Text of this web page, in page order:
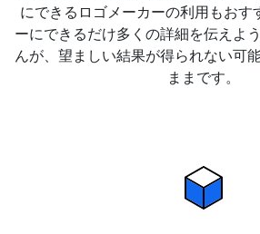
にできるロゴメーカーの利用もおす
ーにできるだけ多くの詳細を伝えよ
んが、望ましい結果が得られない可
ままです。